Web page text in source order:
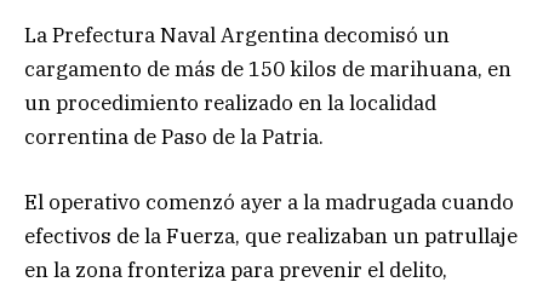
La Prefectura Naval Argentina decomisó un
cargamento de más de 150 kilos de marihuana, en
un procedimiento realizado en la localidad
correntina de Paso de la Patria.
El operativo comenzó ayer a la madrugada cuando
efectivos de la Fuerza, que realizaban un patrullaje
en la zona fronteriza para prevenir el delito,